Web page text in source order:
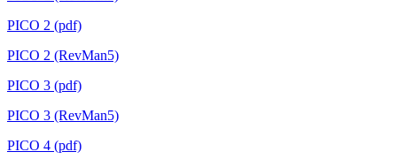
PICO 2 (pdf)
PICO 2 (RevMan5)
PICO 3 (pdf)
PICO 3 (RevMan5)
PICO 4 (pdf)